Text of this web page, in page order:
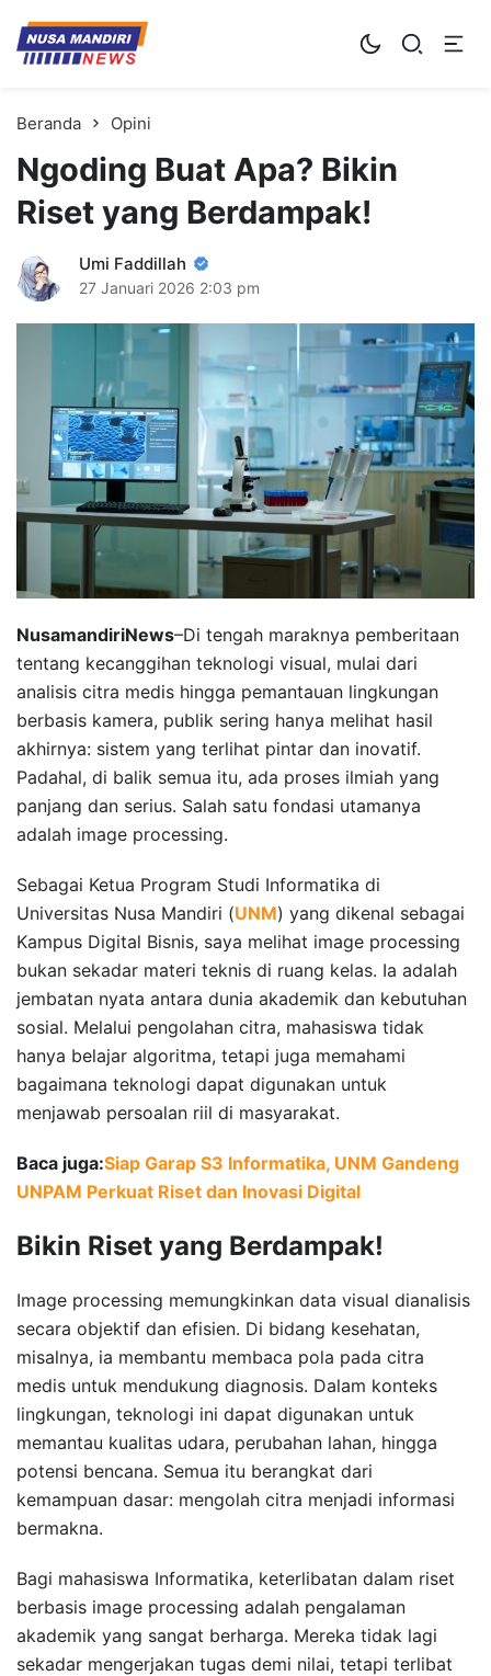
Kampus Digital Bisnis
Universitas Nusa Mandiri
Beranda Opini
Ngoding Buat Apa? Bikin
Riset yang Berdampak!
Umi Faddillah
27 Januari 2026 2:03 pm
NusamandiriNews–Di tengah maraknya pemberitaan
tentang kecanggihan teknologi visual, mulai dari
analisis citra medis hingga pemantauan lingkungan
berbasis kamera, publik sering hanya melihat hasil
akhirnya: sistem yang terlihat pintar dan inovatif.
Padahal, di balik semua itu, ada proses ilmiah yang
panjang dan serius. Salah satu fondasi utamanya
adalah image processing.
Sebagai Ketua Program Studi Informatika di
Universitas Nusa Mandiri (UNM) yang dikenal sebagai
Kampus Digital Bisnis, saya melihat image processing
bukan sekadar materi teknis di ruang kelas. Ia adalah
jembatan nyata antara dunia akademik dan kebutuhan
sosial. Melalui pengolahan citra, mahasiswa tidak
hanya belajar algoritma, tetapi juga memahami
bagaimana teknologi dapat digunakan untuk
menjawab persoalan riil di masyarakat.
Baca juga:Siap Garap S3 Informatika, UNM Gandeng
UNPAM Perkuat Riset dan Inovasi Digital
Bikin Riset yang Berdampak!
Image processing memungkinkan data visual dianalisis
secara objektif dan efisien. Di bidang kesehatan,
misalnya, ia membantu membaca pola pada citra
medis untuk mendukung diagnosis. Dalam konteks
lingkungan, teknologi ini dapat digunakan untuk
memantau kualitas udara, perubahan lahan, hingga
potensi bencana. Semua itu berangkat dari
kemampuan dasar: mengolah citra menjadi informasi
bermakna.
Bagi mahasiswa Informatika, keterlibatan dalam riset
berbasis image processing adalah pengalaman
akademik yang sangat berharga. Mereka tidak lagi
sekadar mengerjakan tugas demi nilai, tetapi terlibat